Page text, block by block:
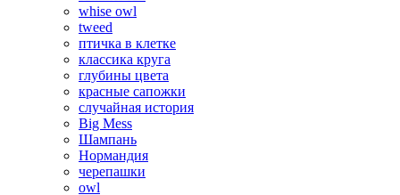
whise owl
tweed
птичка в клетке
классика круга
глубины цвета
красные сапожки
случайная история
Big Mess
Шампань
Нормандия
черепашки
owl